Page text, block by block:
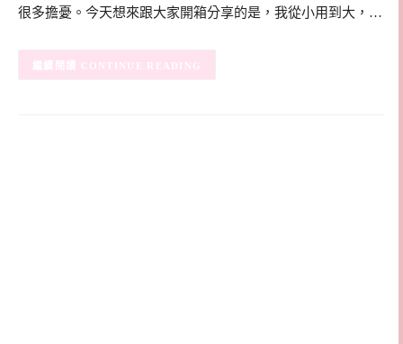
很多擔憂。今天想來跟大家開箱分享的是，我從小用到大，…
CONTINUE READING